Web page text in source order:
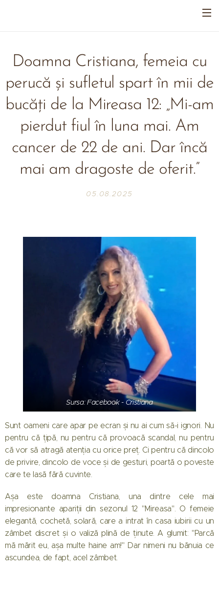
Doamna Cristiana, femeia cu
perucă și sufletul spart în mii de
bucăți de la Mireasa 12: „Mi-am
pierdut fiul în luna mai. Am
cancer de 22 de ani. Dar încă
mai am dragoste de oferit.”
05.08.2025
Sursa: Facebook - Cristiana
Sunt oameni care apar pe ecran și nu ai cum să-i ignori. Nu
pentru că țipă, nu pentru că provoacă scandal, nu pentru
că vor să atragă atenția cu orice preț. Ci pentru că dincolo
de privire, dincolo de voce și de gesturi, poartă o poveste
care te lasă fără cuvinte.
Așa este doamna Cristiana, una dintre cele mai
impresionante apariții din sezonul 12 "Mireasa". O femeie
elegantă, cochetă, solară, care a intrat în casa iubirii cu un
zâmbet discret și o valiză plină de ținute. A glumit: "Parcă
mă mărit eu, așa multe haine am!" Dar nimeni nu bănuia ce
ascundea, de fapt, acel zâmbet.